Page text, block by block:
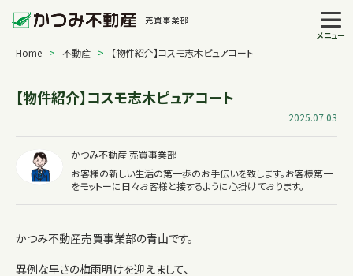
メニュー
Home > 不動産 > 【物件紹介】コスモ志木ピュアコート
【物件紹介】コスモ志木ピュアコート
2025.07.03
かつみ不動産 売買事業部
お客様の新しい生活の第一歩のお手伝いを致します。お客様第一
をモットーに日々お客様と接するように心掛けております。
かつみ不動産売買事業部の青山です。
異例な早さの梅雨明けを迎えまして、